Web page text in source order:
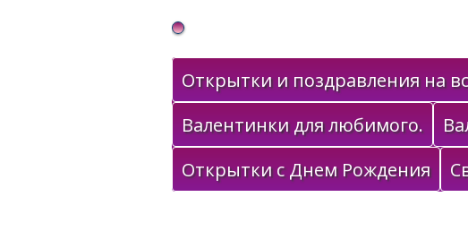
Gif Открытки в подарок
Открытки и поздравления на
Валентинки для любимого.
Открытки с Днем Рождения